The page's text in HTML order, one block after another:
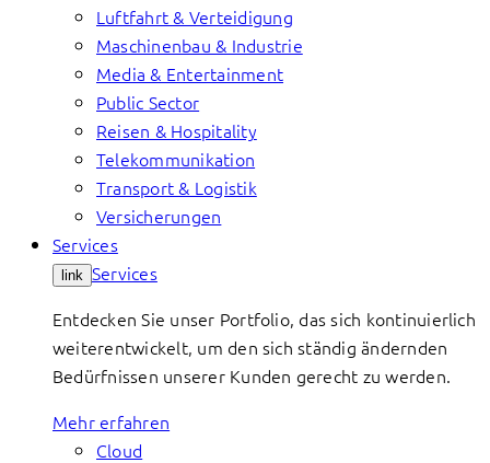
Luftfahrt & Verteidigung
Maschinenbau & Industrie
Media & Entertainment
Public Sector
Reisen & Hospitality
Telekommunikation
Transport & Logistik
Versicherungen
Services
link Services
Entdecken Sie unser Portfolio, das sich kontinuierlich
weiterentwickelt, um den sich ständig ändernden
Bedürfnissen unserer Kunden gerecht zu werden.
Mehr erfahren
Cloud